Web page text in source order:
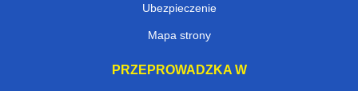
Ubezpieczenie
Mapa strony
PRZEPROWADZKA W